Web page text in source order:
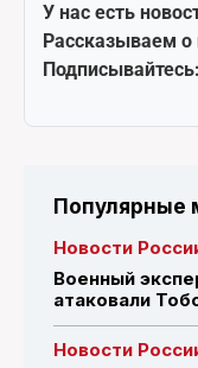
У нас есть
Рассказываем о
Подписывайтесь:
Популярные
Новости
Военный
атаковали
Новости